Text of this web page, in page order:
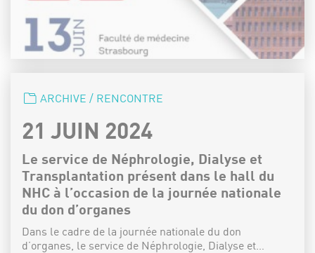
CATÉGORIE :
ARCHIVE / RENCONTRE
DATE :
21 JUIN 2024
Le service de Néphrologie, Dialyse et
Transplantation présent dans le hall du
NHC à l’occasion de la journée nationale
du don d’organes
Dans le cadre de la journée nationale du don
d’organes, le service de Néphrologie, Dialyse et…